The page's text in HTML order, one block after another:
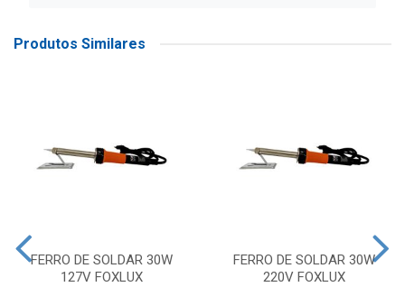
Produtos Similares
FERRO DE SOLDAR 30W
127V FOXLUX
FERRO DE SOLDAR 30W
220V FOXLUX